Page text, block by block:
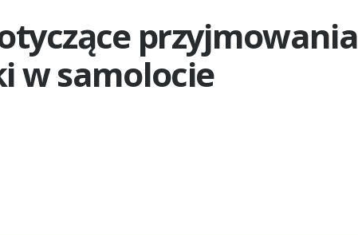
przyjmowania
w samolocie